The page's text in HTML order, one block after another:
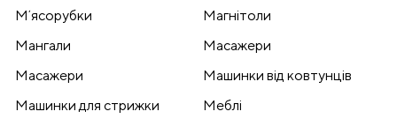
Мʼясорубки
Магнітоли
Мангали
Масажери
Масажери
Машинки від ковтунців
Машинки для стрижки
Меблі